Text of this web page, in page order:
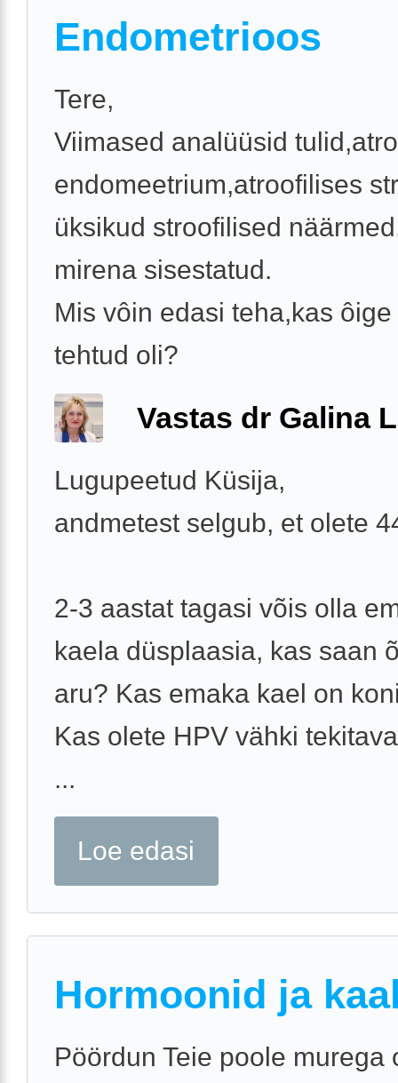
Endometrioos
Tere,
Viimased analüüsid
endomeetrium,atroofilises
üksikud stroofilised
mirena sisestatud.
Mis vôin edasi teha,kas
tehtud oli?
Vastas dr Galina
Lugupeetud Küsija,
andmetest selgub, et olete
2-3 aastat tagasi võis olla
kaela düsplaasia, kas saan
aru? Kas emaka kael on
Kas olete HPV vähki
...
Loe edasi
Hormoonid ja
Pöördun Teie poole murega